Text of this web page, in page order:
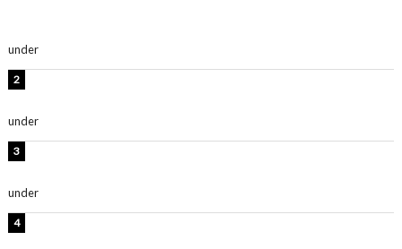
under
under
under